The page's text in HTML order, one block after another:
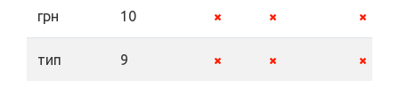
грн 10
тип 9